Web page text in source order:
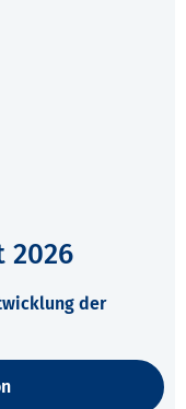
2026
der